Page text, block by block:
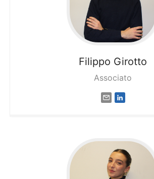
Filippo Girotto
Associato